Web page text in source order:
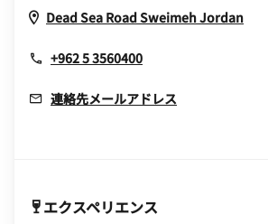
Dead Sea RoadSweimehJordan
+962 5 3560400
連絡先メールアドレス
エクスペリエンス